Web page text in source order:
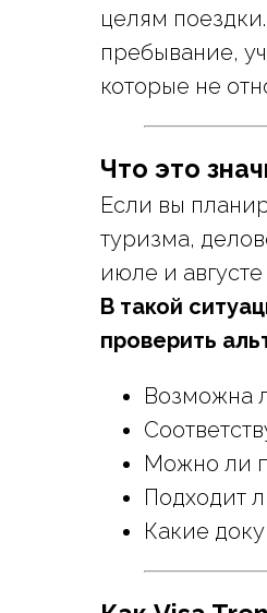
целям
пребывание,
которые не
Что это
Если вы
туризма,
июле и
В такой
проверить
Возможна
Можно ли
Подходит
Какие